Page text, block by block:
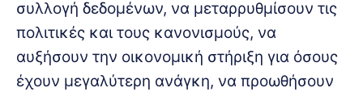
συλλογή δεδομένων, να μεταρρυθμίσουν τις
πολιτικές και τους κανονισμούς, να
αυξήσουν την οικονομική στήριξη για όσους
έχουν μεγαλύτερη ανάγκη, να προωθήσουν